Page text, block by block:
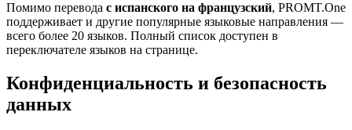
Помимо перевода с испанского на французский, PROMT.One
поддерживает и другие популярные языковые направления —
всего более 20 языков. Полный список доступен в
переключателе языков на странице.
Конфиденциальность и безопасность
данных